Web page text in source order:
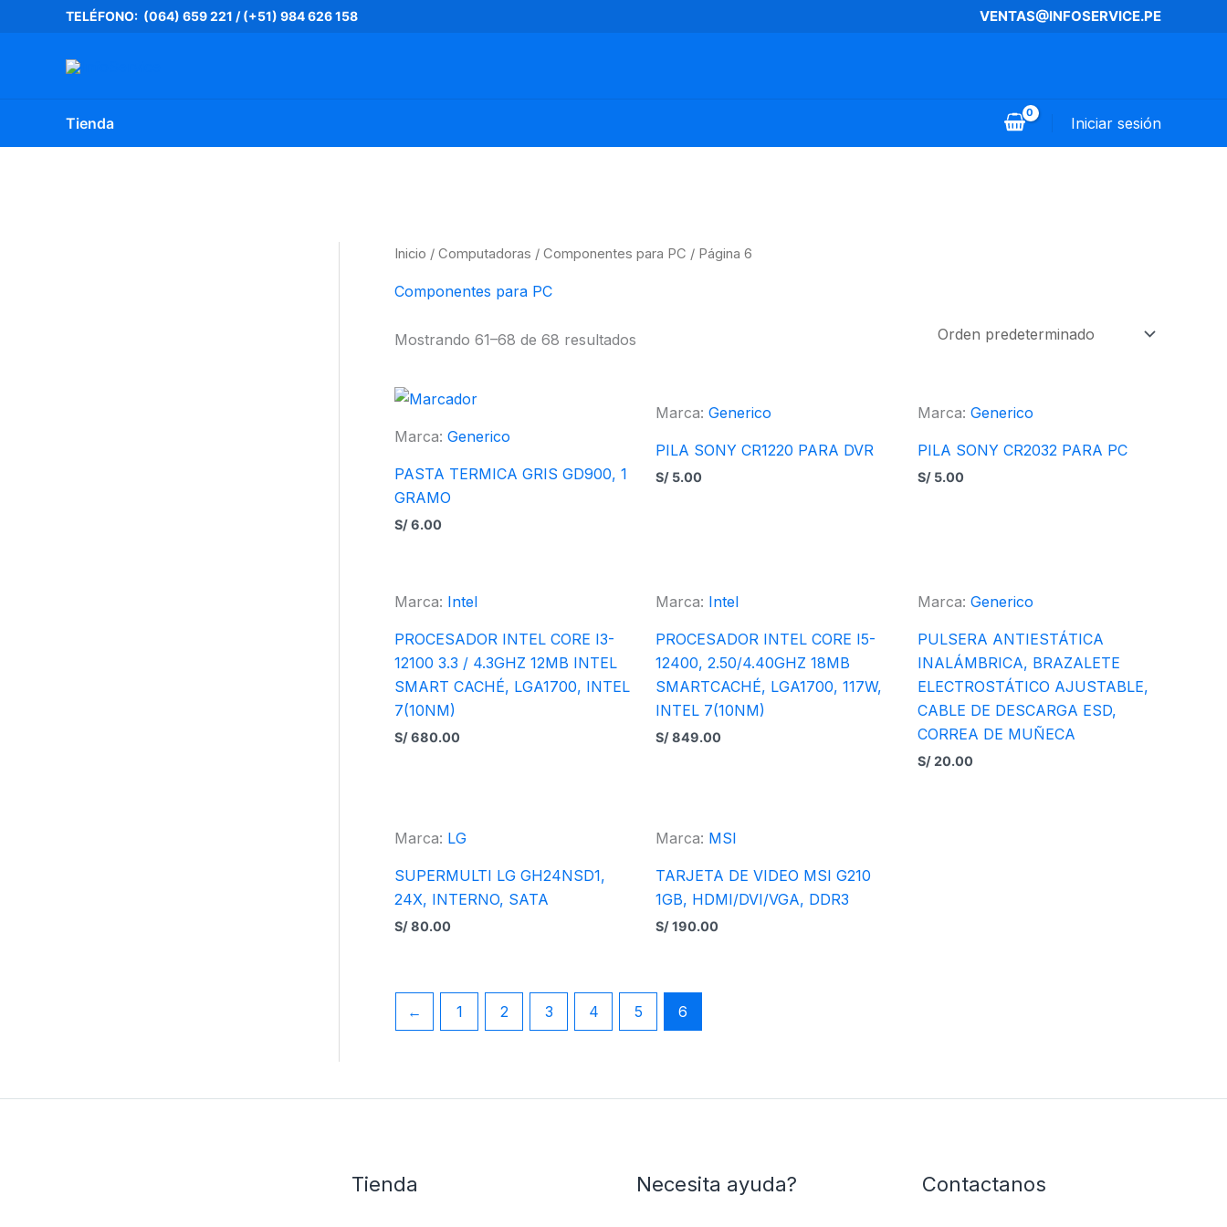
contenido
TELÉFONO: (064) 659 221 /(+51) 984 626 158 VENTAS@INFOSERVICE.PE
Tienda Iniciar sesión
Inicio / Computadoras / Componentes para PC / Página 6
Componentes para PC
Mostrando 61–68 de 68 resultados
Marca: Generico
PASTA TERMICA GRIS GD900, 1
GRAMO
S/6.00
Marca:Generico
PILA SONY CR1220 PARA DVR
S/ 5.00
Marca: Generico
PILA SONY CR2032 PARA PC
S/5.00
Marca: Intel
PROCESADOR INTEL CORE I3-
12100 3.3 / 4.3GHZ 12MB INTEL
SMART CACHÉ, LGA1700, INTEL
7(10NM)
S/680.00
Marca: Intel
PROCESADOR INTEL CORE I5-
12400, 2.50/4.40GHZ 18MB
SMARTCACHÉ, LGA1700, 117W,
INTEL 7(10NM)
S/849.00
Marca: Generico
PULSERA ANTIESTÁTICA
INALÁMBRICA, BRAZALETE
ELECTROSTÁTICO AJUSTABLE,
CABLE DE DESCARGA ESD,
CORREA DE MUÑECA
S/20.00
Marca: LG
SUPERMULTI LG GH24NSD1,
24X, INTERNO, SATA
S/80.00
Marca: MSI
TARJETA DE VIDEO MSI G210
1GB, HDMI/DVI/VGA, DDR3
S/190.00
← 1 2 3 4 5 6
Tienda Necesita ayuda? Contactanos